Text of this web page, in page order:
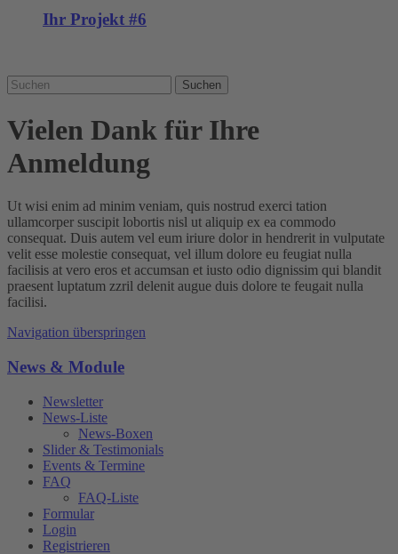
Ihr Projekt #6
Suchen
Vielen Dank für Ihre
Anmeldung
Ut wisi enim ad minim veniam, quis nostrud exerci tation
ullamcorper suscipit lobortis nisl ut aliquip ex ea commodo
consequat. Duis autem vel eum iriure dolor in hendrerit in vulputate
velit esse molestie consequat, vel illum dolore eu feugiat nulla
facilisis at vero eros et accumsan et iusto odio dignissim qui blandit
praesent luptatum zzril delenit augue duis dolore te feugait nulla
facilisi.
Navigation überspringen
News & Module
Newsletter
News-Liste
News-Boxen
Slider & Testimonials
Events & Termine
FAQ
FAQ-Liste
Formular
Login
Registrieren